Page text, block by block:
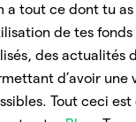
a tout ce dont tu
de tes
des actualités
d’avoir une
Tout ceci